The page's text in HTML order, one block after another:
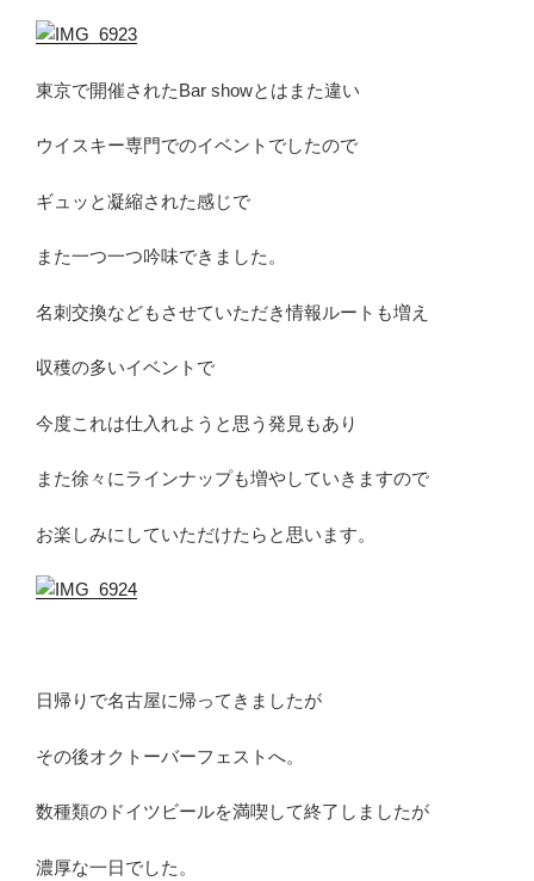
東京で開催されたBar showとはまた違い
ウイスキー専門でのイベントでしたので
ギュッと凝縮された感じで
また一つ一つ吟味できました。
名刺交換などもさせていただき情報ルートも増え
収穫の多いイベントで
今度これは仕入れようと思う発見もあり
また徐々にラインナップも増やしていきますので
お楽しみにしていただけたらと思います。
日帰りで名古屋に帰ってきましたが
その後オクトーバーフェストへ。
数種類のドイツビールを満喫して終了しましたが
濃厚な一日でした。